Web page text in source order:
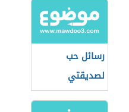
رسائل حب
لصديقتي